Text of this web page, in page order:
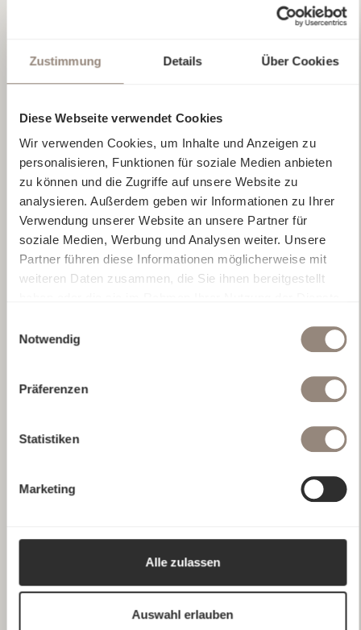
Zustimmung Details Über Cookies
Diese Webseite verwendet Cookies
Wir verwenden Cookies, um Inhalte und Anzeigen zu
personalisieren, Funktionen für soziale Medien anbieten
zu können und die Zugriffe auf unsere Website zu
analysieren. Außerdem geben wir Informationen zu Ihrer
Verwendung unserer Website an unsere Partner für
soziale Medien, Werbung und Analysen weiter. Unsere
Partner führen diese Informationen möglicherweise mit
weiteren Daten zusammen, die Sie ihnen bereitgestellt
Notwendig
Präferenzen
Statistiken
Marketing
Alle zulassen
Auswahl erlauben